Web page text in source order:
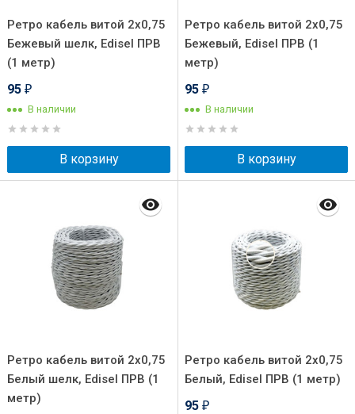
Ретро кабель витой 2x0,75
Бежевый шелк, Edisel ПРВ
(1 метр)
95 ₽
В наличии
В корзину
Ретро кабель витой 2x0,75
Бежевый, Edisel ПРВ (1
метр)
95 ₽
В наличии
В корзину
Ретро кабель витой 2x0,75
Белый шелк, Edisel ПРВ (1
метр)
Ретро кабель витой 2x0,75
Белый, Edisel ПРВ (1 метр)
95 ₽